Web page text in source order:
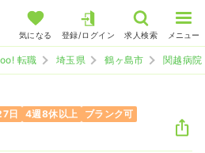
気になる 登録/ログイン 求人検索 メニュー
転職 埼玉県 鶴ヶ島市 関越病院
日 4週8休以上
ブランク可